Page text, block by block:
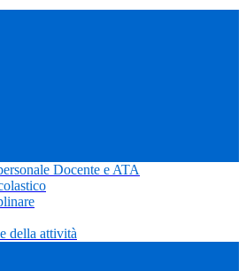
Docente e ATA
della attività